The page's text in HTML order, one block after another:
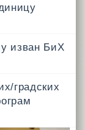
изван БиХ
градских